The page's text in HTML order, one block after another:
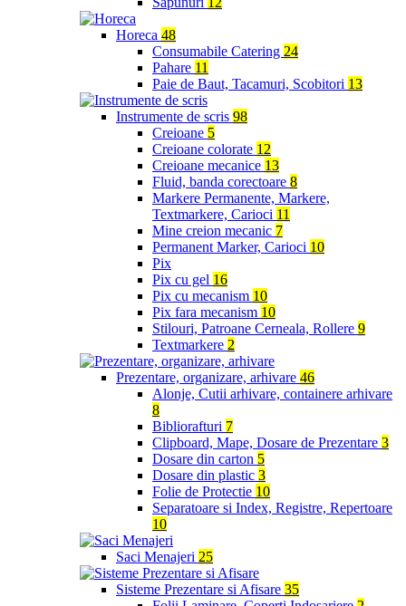
Horeca 48
Consumabile Catering 24
Pahare 11
Paie de Baut, Tacamuri, Scobitori 13
Instrumente de scris 98
Creioane 5
Creioane colorate 12
Creioane mecanice 13
Fluid, banda corectoare 8
Markere Permanente, Markere,
Textmarkere, Carioci 11
Mine creion mecanic 7
Permanent Marker, Carioci 10
Pix
Pix cu gel 16
Pix cu mecanism 10
Pix fara mecanism 10
Stilouri, Patroane Cerneala, Rollere 9
Textmarkere 2
Prezentare, organizare, arhivare 46
Alonje, Cutii arhivare, containere arhivare
8
Bibliorafturi 7
Clipboard, Mape, Dosare de Prezentare 3
Dosare din carton 5
Dosare din plastic 3
Folie de Protectie 10
Separatoare si Index, Registre, Repertoare
10
Saci Menajeri 25
Sisteme Prezentare si Afisare 35